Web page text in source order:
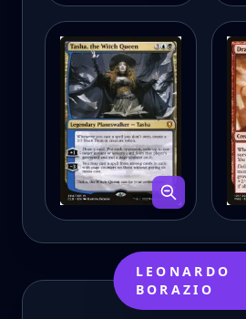
LEONARDO
BORAZIO